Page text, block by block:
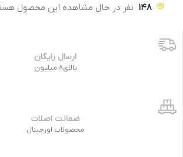
148 نفر در حال مشاهده این محصول
ارسال رایگان
بالای8 میلیون
ضمانت اصلات
محصولات اورجینال